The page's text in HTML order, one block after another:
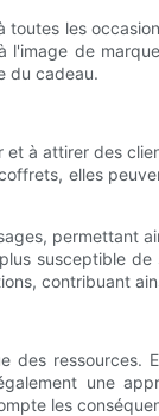
les
de
du cadeau.
à attirer des
elles
permettant
susceptible
contribuant
ressources.
une
les